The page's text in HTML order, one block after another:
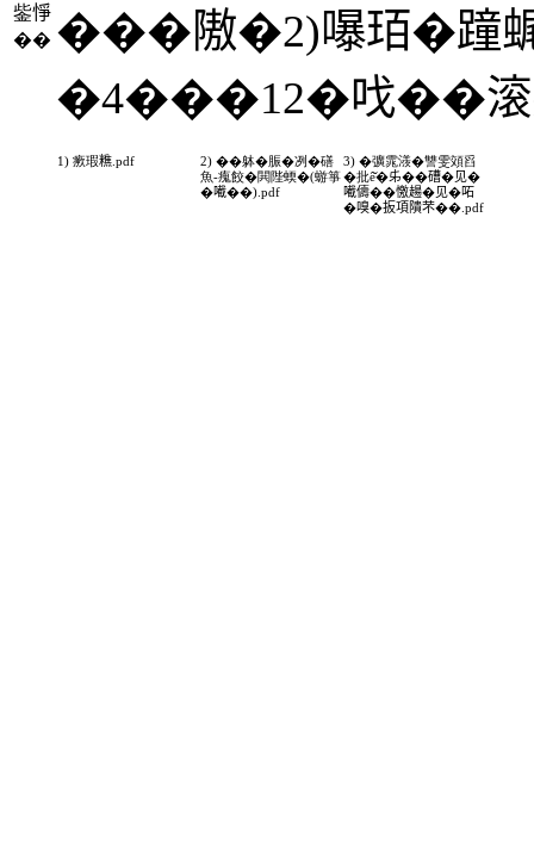
鈭𢛵
�� ���隞�2)嚗𤤿�蹱
�4���12�𠯫��
1) 瘚瑕𥼚.pdf
2) ��躰�脤�冽�磰
魚-瘣餃�閧陛蝡�(蝣箏
�𡁶��).pdf
3) �彍雿㵪�讐雯頝舀
�批ê̌�𠂔��𥕢�见�
𡁶儔��憿𧼮�见�𠰴
�嗅�扳項隤芣��.pdf